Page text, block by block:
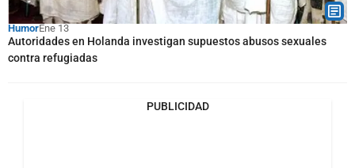
HumorEne 13
Autoridades en Holanda investigan supuestos abusos sexuales
contra refugiadas
PUBLICIDAD